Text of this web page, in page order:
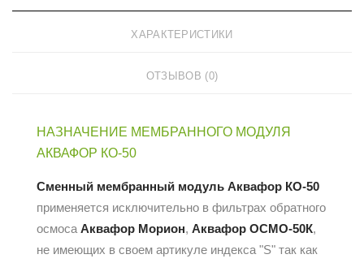
ХАРАКТЕРИСТИКИ
ОТЗЫВОВ (0)
НАЗНАЧЕНИЕ МЕМБРАННОГО МОДУЛЯ
АКВАФОР КO-50
Сменный мембранный модуль Аквафор КО-50
применяется исключительно в фильтрах обратного
осмоса Аквафор Морион, Аквафор ОСМО-50К,
не имеющих в своем артикуле индекса "S" так как